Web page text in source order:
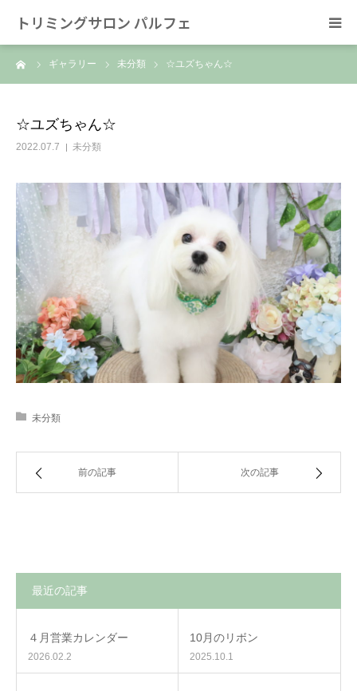
トリミングサロン パルフェ
ギャラリー 未分類 ☆ユズちゃん☆
☆ユズちゃん☆
2022.07.7 未分類
未分類
前の記事 次の記事
最近の記事
４月営業カレンダー
2026.02.2
10月のリボン
2025.10.1
HOME
スタッフ
SNS/リンク